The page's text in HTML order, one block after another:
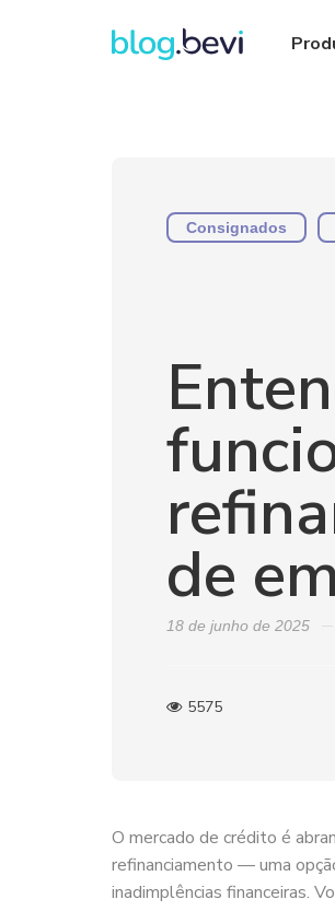
Consignados
de
18 de junho de 2025
5575
O mercado de crédito é
refinanciamento — uma
inadimplências financeiras.